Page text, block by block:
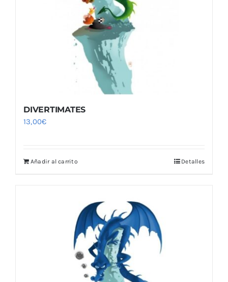
DIVERTIMATES
13,00€
Añadir al carrito Detalles